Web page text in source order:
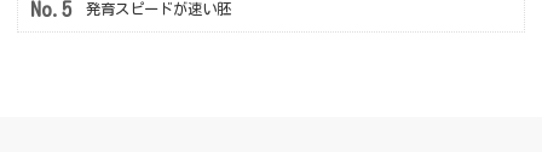
発育スピードが速い胚